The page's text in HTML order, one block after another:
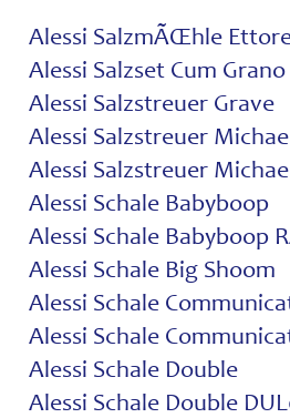
Alessi SalzmÃŒhle
Alessi Salzset Cum Grano
Alessi Salzstreuer Grave
Alessi Salzstreuer
Alessi Salzstreuer
Alessi Schale Babyboop
Alessi Schale Babyboop
Alessi Schale Big Shoom
Alessi Schale
Alessi Schale
Alessi Schale Double
Alessi Schale Double